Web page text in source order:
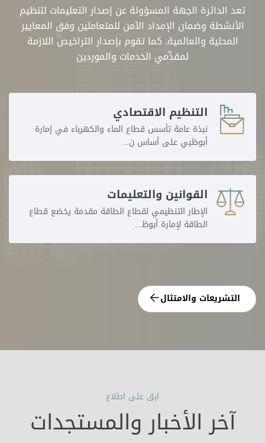
تعد الدائرة الجهة المسؤولة عن إصدار التعليمات لتنظيم
الأنشطة وضمان الإمداد الآمن للمتعاملين وفق المعايير
المحلية والعالمية. كما تقوم بإصدار التراخيص اللازمة
لمقدِّمي الخدمات والموردين
التنظيم الاقتصادي
نبذة عامة تأسس قطاع الماء والكهرباء في إمارة
أبوظبي على أساس ن...
القوانين والتعليمات
الإطار التنظيمي لقطاع الطاقة مقدمة يخضع قطاع
الطاقة لإمارة أبوظ...
التشريعات والامتثال
ابق على اطلاع
آخر الأخبار والمستجدات